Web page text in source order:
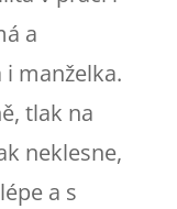
a
manželka.
tlak na
neklesne,
a s